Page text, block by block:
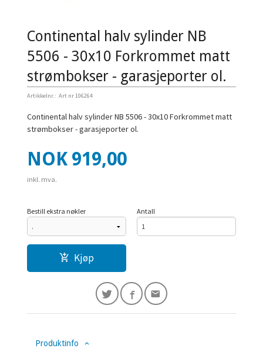
Continental halv sylinder NB
5506 - 30x10 Forkrommet matt
strømbokser - garasjeporter ol.
Artikkelnr.: Art nr 106264
Continental halv sylinder NB 5506 - 30x10 Forkrommet matt
strømbokser - garasjeporter ol.
Pris
NOK 919,00
inkl. mva.
Bestill ekstra nøkler Antall
Kjøp
Produktinfo